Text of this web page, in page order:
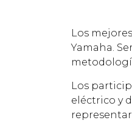
Los
Yamaha.
Los
eléctrico y